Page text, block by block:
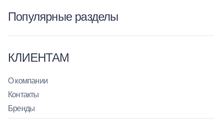
Популярные разделы
КЛИЕНТАМ
О компании
Контакты
Бренды